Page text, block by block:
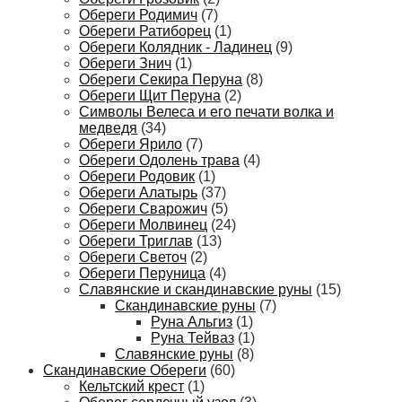
Обереги Родимич (7)
Обереги Ратиборец (1)
Обереги Колядник - Ладинец (9)
Обереги Знич (1)
Обереги Секира Перуна (8)
Обереги Щит Перуна (2)
Символы Велеса и его печати волка и
медведя (34)
Обереги Ярило (7)
Обереги Одолень трава (4)
Обереги Родовик (1)
Обереги Алатырь (37)
Обереги Сварожич (5)
Обереги Молвинец (24)
Обереги Триглав (13)
Обереги Светоч (2)
Обереги Перуница (4)
Славянские и скандинавские руны (15)
Скандинавские руны (7)
Руна Альгиз (1)
Руна Тейваз (1)
Славянские руны (8)
Скандинавские Обереги (60)
Кельтский крест (1)